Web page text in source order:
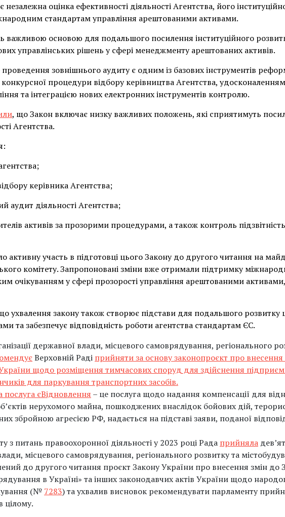
оцінка ефективності діяльності Агентства, його
стандартам управління арештованими активами.
важливою основою для подальшого посилення інституційного
управлінських рішень у сфері менеджменту арештованих активів.
зовнішнього аудиту є одним із базових інструментів
процедури відбору керівництва Агентства, удосконаленням
та інтеграцією нових електронних інструментів контролю.
, що Закон включає низку важливих положень, які сприятимуть
Агентства.
керівника Агентства;
аудит діяльності Агентства;
активів за прозорими процедурами, а також контроль
активну участь в підготовці цього Закону до другого читання на
комітету. Запропоновані зміни вже отримали підтримку
очікуванням у сфері прозорості управління арештованими
ухвалення закону також створює підстави для подальшого
та забезпечує відповідність роботи агентства стандартам ЄС.
державної влади, місцевого самоврядування, регіонального
Верховній Раді прийняти за основу законопроєкт про
щодо розміщення тимчасових споруд для здійснення
для паркування транспортних засобів.
послуга єВідновлення – це послуга щодо надання компенсації для
нерухомого майна, пошкоджених внаслідок бойових дій,
збройною агресією РФ, надається на підставі заяви, поданої
з питань правоохоронної діяльності у 2023 році Рада прийняла
місцевого самоврядування, регіонального розвитку та
до другого читання проєкт Закону України про внесення змін до
в Україні» та інших законодавчих актів України щодо
(№ 7283) та ухвалив висновок рекомендувати парламенту
цілому.